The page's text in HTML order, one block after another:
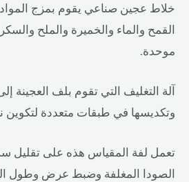
خلاط عجين صناعي يقوم بمزج
القمح والماء والخميرة والملح
موحدة.
آلة التغليف التي تقوم بلف العجينة
وتكديسها في طبقات متعددة
تعمل لفة المقياس هذه على تقليل
الصودا المغلفة وضبط عرض وطول